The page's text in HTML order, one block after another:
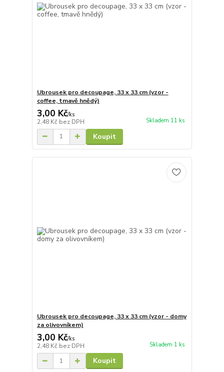
Ubrousek pro decoupage, 33 x 33 cm (vzor -
coffee, tmavě hnědý)
3,00 Kč/ks
2,48 Kč bez DPH Skladem 11 ks
Koupit
Ubrousek pro decoupage, 33 x 33 cm (vzor - domy
za olivovníkem)
3,00 Kč/ks
2,48 Kč bez DPH Skladem 1 ks
Koupit